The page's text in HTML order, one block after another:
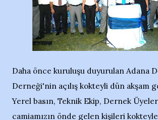
Daha önce kuruluşu duyurulan Adana
Derneği'nin açılış kokteyli dün akşam
Yerel basın, Teknik Ekip, Dernek
camiamızın önde gelen kişileri kokteyle